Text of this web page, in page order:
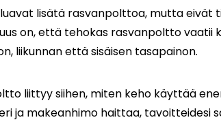
lisätä rasvanpolttoa, mutta eivät
on, että tehokas rasvanpoltto vaatii
liikunnan että sisäisen tasapainon.
liittyy siihen, miten keho käyttää
ja makeanhimo haittaa, tavoitteidesi